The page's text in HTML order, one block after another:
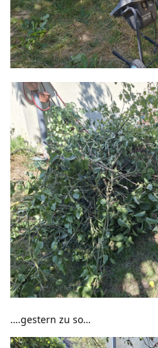
….gestern zu so…